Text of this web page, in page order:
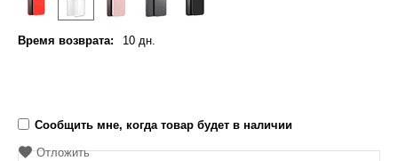
Время возврата: 10 дн.
Сообщить мне, когда товар будет в наличии
Отложить